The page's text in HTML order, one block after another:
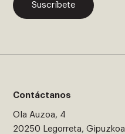
Suscríbete
Contáctanos
Ola Auzoa, 4
20250 Legorreta, Gipuzkoa